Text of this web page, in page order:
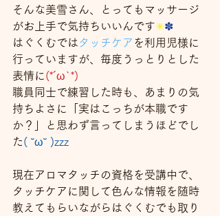
そんな美雪さん、とってもマッサージ
がお上手で気持ちいいんです✳✽
はぐくむでは タッチケア を利用児様に
行っていますが、毎度うっとりとした
表情に (*´ω`*)
職員同士で練習した時も、あまりの気
持ちよさに「実はこっちが本職です
か？」と思わず言ってしまうほどでし
た( ˘ω˘ )zzz
現在アロマタッチの資格を受講中で、
タッチケアに関して色んな情報を随時
教えてもらいながらはぐくむでも取り